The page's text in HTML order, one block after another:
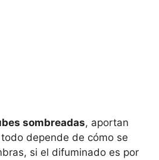
sombreadas, aportan
depende de cómo se
si el difuminado es por